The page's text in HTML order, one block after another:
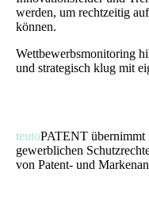
werden, um rechtzeitig
können.
Wettbewerbsmonitoring
und strategisch klug mit
teutoPATENT übernimmt
gewerblichen
von Patent- und